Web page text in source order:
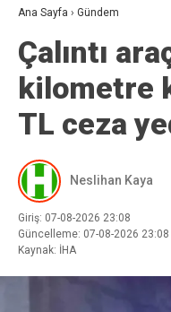
Ana Sayfa › Gündem
Çalıntı
kilometre
TL ceza
Neslihan Kaya
Giriş: 07-08-2026 23:08
Güncelleme: 07-08-2026 23:08
Kaynak: İHA